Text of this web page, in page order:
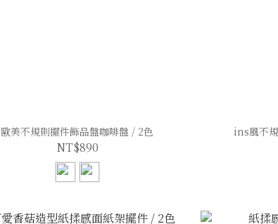
歐美不規則擺件飾品盤咖啡盤 / 2色
NT$890
ins風不